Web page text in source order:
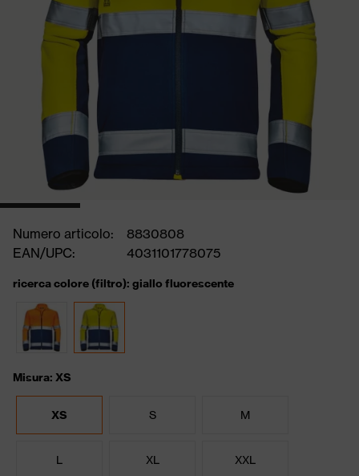
Numero articolo:
8830808
EAN/UPC:
4031101778075
ricerca colore (filtro): giallo fluorescente
Misura: XS
XS S M
L XL XXL